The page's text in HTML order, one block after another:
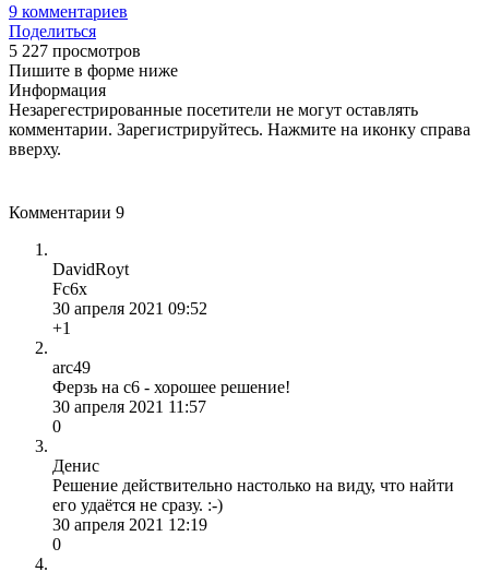
9 комментариев
Поделиться
5 227 просмотров
Пишите в форме ниже
Информация
Незарегестрированные посетители не могут оставлять
комментарии. Зарегистрируйтесь. Нажмите на иконку справа
вверху.
Комментарии 9
DavidRoyt
Fc6x
30 апреля 2021 09:52
+1
arc49
Ферзь на c6 - хорошее решение!
30 апреля 2021 11:57
0
Денис
Решение действительно настолько на виду, что найти
его удаётся не сразу. :-)
30 апреля 2021 12:19
0